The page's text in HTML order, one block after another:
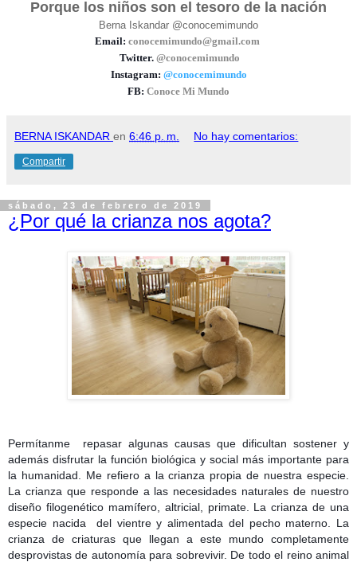
Porque los niños son el tesoro de la nación
Berna Iskandar @conocemimundo
Email: conocemimundo@gmail.com
Twitter. @conocemimundo
Instagram: @conocemimundo
FB: Conoce Mi Mundo
BERNA ISKANDAR en 6:46 p. m. No hay comentarios:
Compartir
sábado, 23 de febrero de 2019
¿Por qué la crianza nos agota?
Permítanme
repasar algunas causas que dificultan sostener y
además disfrutar la función biológica y social más importante para
la humanidad. Me refiero a la crianza propia de nuestra especie.
La crianza que responde a las necesidades naturales de nuestro
diseño filogenético mamífero, altricial, primate. La crianza de una
especie nacida del vientre y alimentada del pecho materno. La
crianza de criaturas que llegan a este mundo completamente
desprovistas de autonomía para sobrevivir. De todo el reino animal